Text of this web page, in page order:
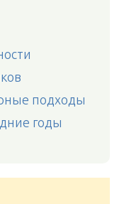
подходы
годы